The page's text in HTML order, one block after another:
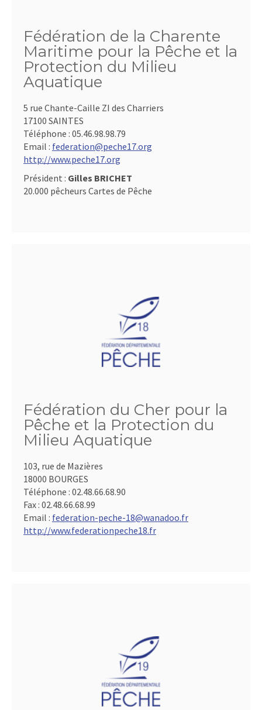
Fédération de la Charente
Maritime pour la Pêche et la
Protection du Milieu
Aquatique
5 rue Chante-Caille ZI des Charriers
17100 SAINTES
Téléphone : 05.46.98.98.79
Email : federation@peche17.org
http://www.peche17.org
Président : Gilles BRICHET
20.000 pêcheurs Cartes de Pêche
Fédération du Cher pour la
Pêche et la Protection du
Milieu Aquatique
103, rue de Mazières
18000 BOURGES
Téléphone : 02.48.66.68.90
Fax : 02.48.66.68.99
Email : federation-peche-18@wanadoo.fr
http://www.federationpeche18.fr